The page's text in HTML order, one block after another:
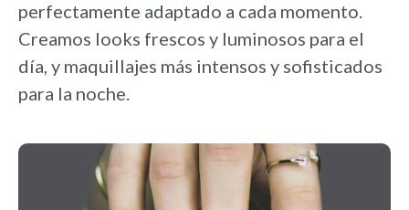
perfectamente adaptado a cada momento.
Creamos looks frescos y luminosos para el
día, y maquillajes más intensos y sofisticados
para la noche.